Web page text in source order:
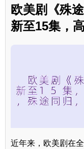
欧美剧《殊
新至15集，
近年来，欧美剧在